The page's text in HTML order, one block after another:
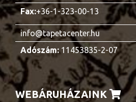
Fax:+36-1-323-00-13
info@tapetacenter.hu
Adószám:11453835-2-07
WEBÁRUHÁZAINK